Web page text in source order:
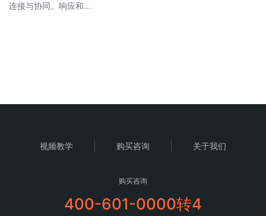
连接与协同。响应和...
视频教学 购买咨询 关于我们
购买咨询
400-601-0000转4